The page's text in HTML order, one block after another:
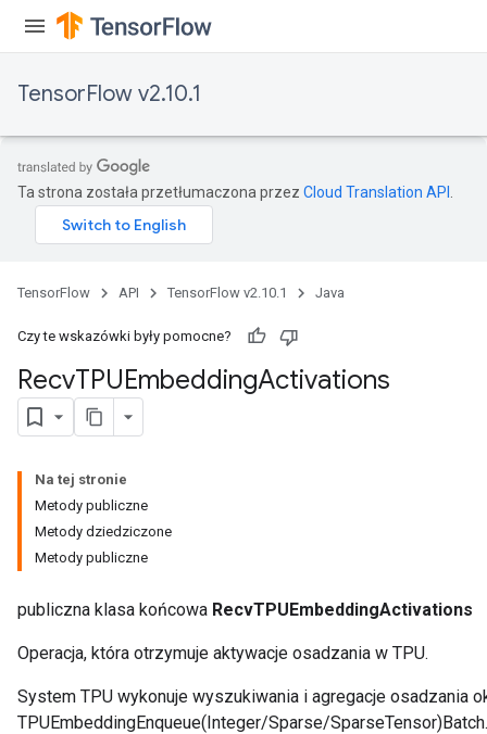
TensorFlow v2.10.1
Ta strona została przetłumaczona przez Cloud Translation API
TensorFlow API TensorFlow v2.10.1 Java
Czy te wskazówki były pomocne?
RecvTPUEmbeddingActivations
Na tej stronie
Metody publiczne
Metody dziedziczone
Metody publiczne
publiczna klasa końcowa RecvTPUEmbeddingActivations
Operacja, która otrzymuje aktywacje osadzania w TPU.
System TPU wykonuje wyszukiwania i agregacje osadzania
TPUEmbeddingEnqueue(Integer/Sparse/